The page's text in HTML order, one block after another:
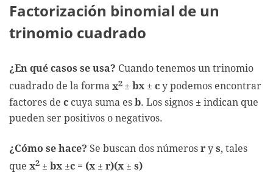
Factorización binomial de un
trinomio cuadrado
¿En qué casos se usa? Cuando tenemos un trinomio
cuadrado de la forma x2 ± bx ± c y podemos encontrar
factores de c cuya suma es b. Los signos ± indican que
pueden ser positivos o negativos.
¿Cómo se hace? Se buscan dos números r y s, tales
que x2 ± bx ±c = (x± r)(x ± s)